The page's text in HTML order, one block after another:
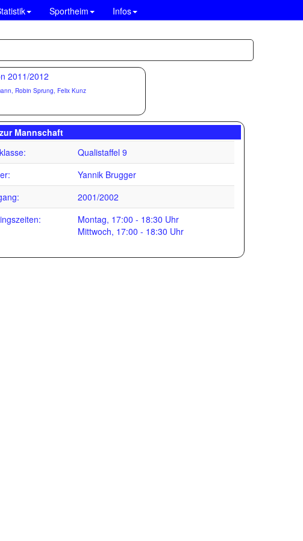
Sportheim Infos
Robin Sprung, Felix Kunz
Mannschaft
Qualistaffel 9
Yannik Brugger
2001/2002
Montag, 17:00 - 18:30 Uhr
Mittwoch, 17:00 - 18:30 Uhr